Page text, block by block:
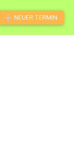
NEUER TERMIN